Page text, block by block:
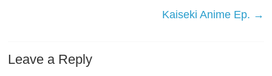
Kaiseki Anime Ep. →
Leave a Reply